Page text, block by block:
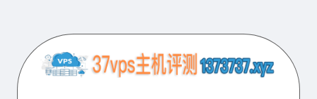
content